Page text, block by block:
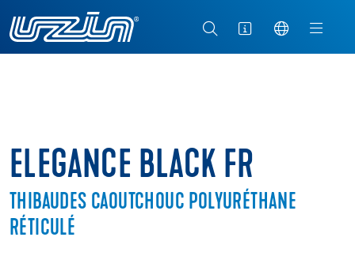
ELEGANCE BLACK FR
THIBAUDES CAOUTCHOUC POLYURÉTHANE
RÉTICULÉ